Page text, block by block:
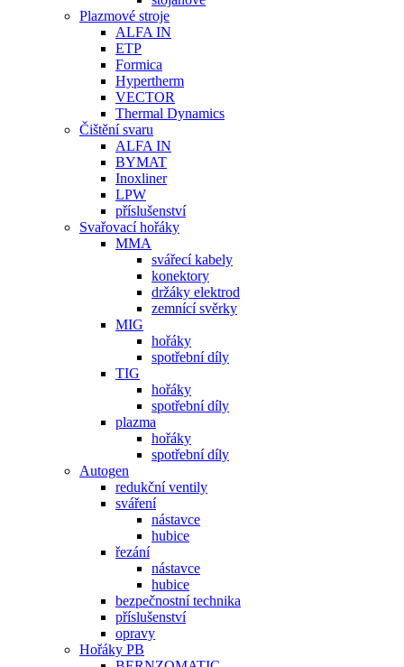
Plazmové stroje
ALFA IN
ETP
Formica
Hypertherm
VECTOR
Thermal Dynamics
Čištění svaru
ALFA IN
BYMAT
Inoxliner
LPW
příslušenství
Svařovací hořáky
MMA
svářecí kabely
konektory
držáky elektrod
zemnící svěrky
MIG
hořáky
spotřební díly
TIG
hořáky
spotřební díly
plazma
hořáky
spotřební díly
Autogen
redukční ventily
sváření
nástavce
hubice
řezání
nástavce
hubice
bezpečnostní technika
příslušenství
opravy
Hořáky PB